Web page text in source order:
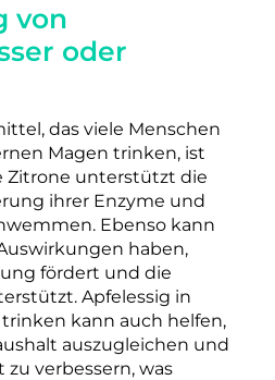
von
oder
das viele Menschen
Magen trinken, ist
Zitrone unterstützt die
ihrer Enzyme und
Ebenso kann
haben,
fördert und die
Apfelessig in
kann auch helfen,
auszugleichen und
verbessern, was